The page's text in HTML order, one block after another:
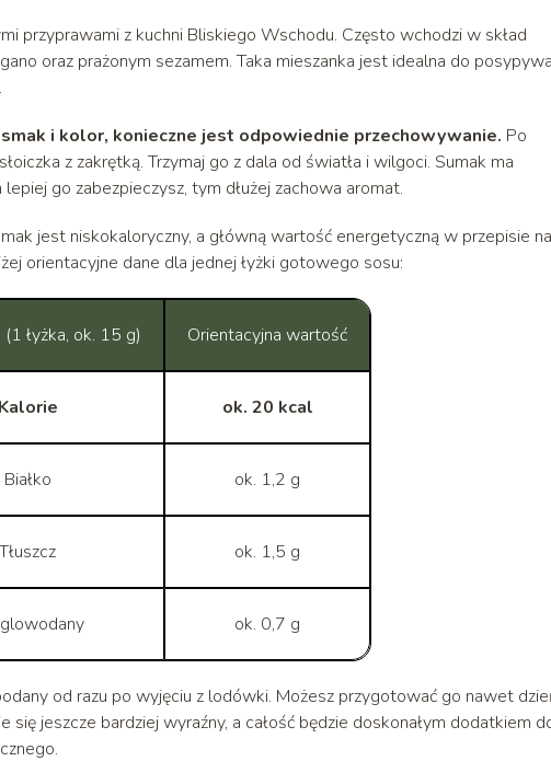
przyprawami z kuchni Bliskiego Wschodu. Często wchodzi w skład
oraz prażonym sezamem. Taka mieszanka jest idealna do
i kolor, konieczne jest odpowiednie przechowywanie. Po
z zakrętką. Trzymaj go z dala od światła i wilgoci. Sumak ma
go zabezpieczysz, tym dłużej zachowa aromat.
jest niskokaloryczny, a główną wartość energetyczną w przepisie
orientacyjne dane dla jednej łyżki gotowego sosu:
łyżka, ok. 15 g) Orientacyjna wartość
Kalorie ok. 20 kcal
Białko ok. 1,2 g
Tłuszcz ok. 1,5 g
ok. 0,7 g
od razu po wyjęciu z lodówki. Możesz przygotować go nawet
się jeszcze bardziej wyraźny, a całość będzie doskonałym dodatkiem